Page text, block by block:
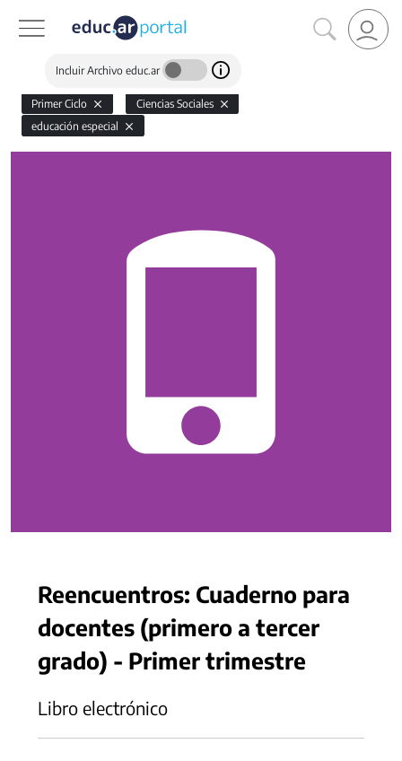
Incluir Archivo educ.ar
Primer Ciclo
Ciencias Sociales
educación especial
Reencuentros: Cuaderno para
docentes (primero a tercer
grado) - Primer trimestre
Libro electrónico